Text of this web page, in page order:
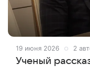
19 июня 2026 2
Ученый